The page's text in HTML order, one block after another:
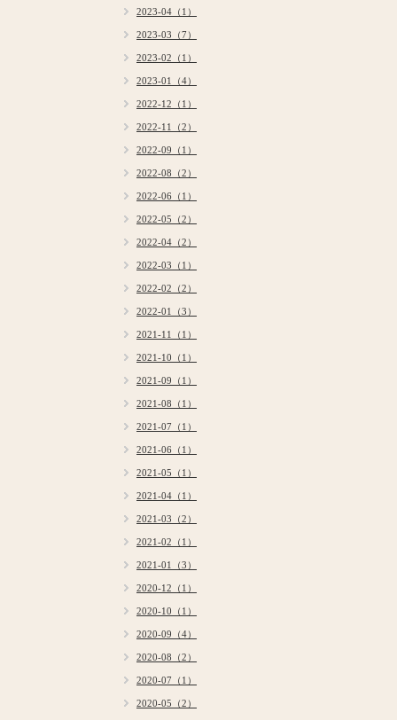
2023-04（1）
2023-03（7）
2023-02（1）
2023-01（4）
2022-12（1）
2022-11（2）
2022-09（1）
2022-08（2）
2022-06（1）
2022-05（2）
2022-04（2）
2022-03（1）
2022-02（2）
2022-01（3）
2021-11（1）
2021-10（1）
2021-09（1）
2021-08（1）
2021-07（1）
2021-06（1）
2021-05（1）
2021-04（1）
2021-03（2）
2021-02（1）
2021-01（3）
2020-12（1）
2020-10（1）
2020-09（4）
2020-08（2）
2020-07（1）
2020-05（2）